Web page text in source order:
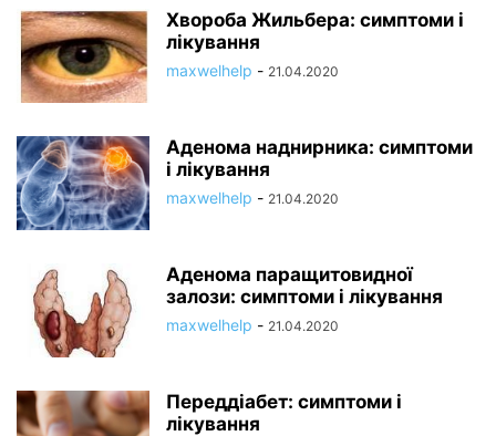
Хвороба Жильбера: симптоми і
лікування
maxwelhelp - 21.04.2020
Аденома наднирника: симптоми
і лікування
maxwelhelp - 21.04.2020
Аденома паращитовидної
залози: симптоми і лікування
maxwelhelp - 21.04.2020
Переддіабет: симптоми і
лікування